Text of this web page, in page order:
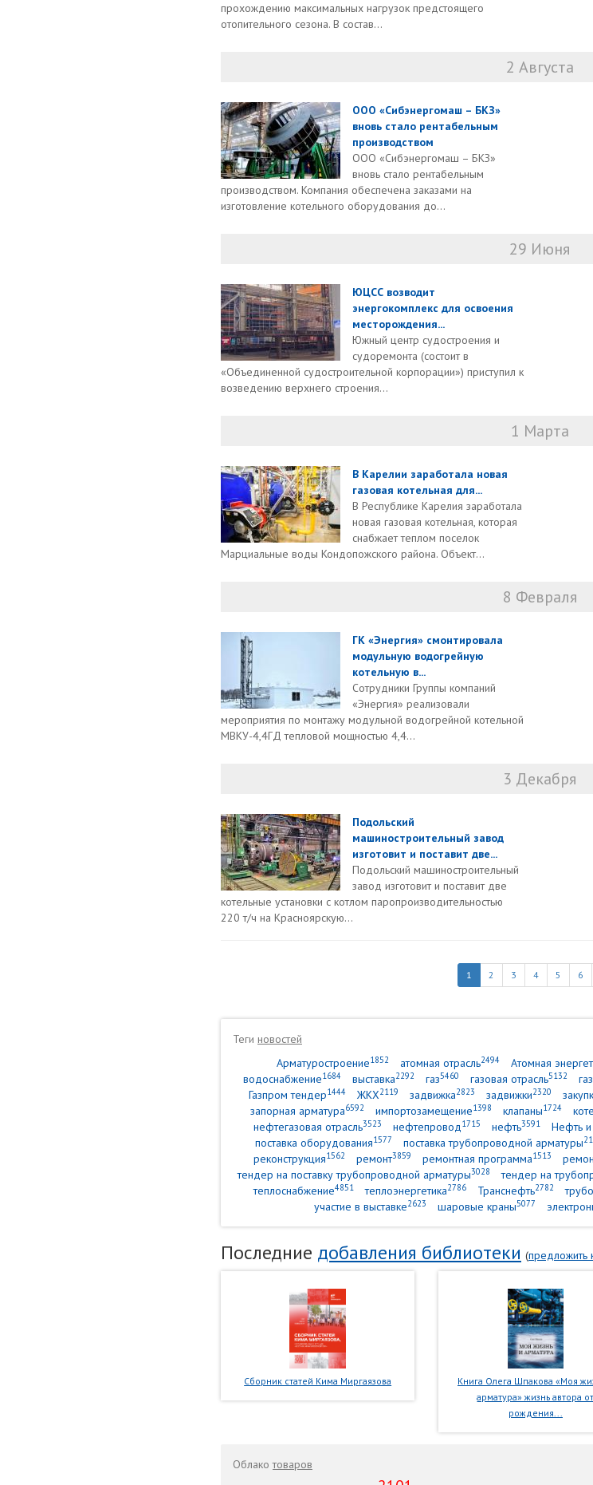
прохождению максимальных нагрузок предстоящего
отопительного сезона. В состав...
2 Августа
ООО «Сибэнергомаш – БКЗ»
вновь стало рентабельным
производством
ООО «Сибэнергомаш – БКЗ»
вновь стало рентабельным
производством. Компания обеспечена заказами на
изготовление котельного оборудования до...
29 Июня
ЮЦСС возводит
энергокомплекс для освоения
месторождения...
Южный центр судостроения и
судоремонта (состоит в
«Объединенной судостроительной корпорации») приступил к
возведению верхнего строения...
1 Марта
В Карелии заработала новая
газовая котельная для...
В Республике Карелия заработала
новая газовая котельная, которая
снабжает теплом поселок
Марциальные воды Кондопожского района. Объект...
8 Февраля
ГК «Энергия» смонтировала
модульную водогрейную
котельную в...
Сотрудники Группы компаний
«Энергия» реализовали
мероприятия по монтажу модульной водогрейной котельной
МВКУ-4,4ГД тепловой мощностью 4,4...
3 Декабря
Подольский
машиностроительный завод
изготовит и поставит две...
Подольский машиностроительный
завод изготовит и поставит две
котельные установки с котлом паропроизводительностью
220 т/ч на Красноярскую...
1 2 3 4 5 6
Теги новостей
Арматуростроение1852 атомная отрасль2494 Атомная
водоснабжение1684 выставка2292 газ5460 газовая отрасль5132
Газпром тендер1444 ЖКХ2119 задвижка2823 задвижки2320
запорная арматура6592 импортозамещение1398 клапаны1724
нефтегазовая отрасль3523 нефтепровод1715 нефть3591 Нефть и
поставка оборудования1577 поставка трубопроводной арматуры
реконструкция1562 ремонт3859 ремонтная программа1513
тендер на поставку трубопроводной арматуры3028 тендер на
теплоснабжение4851 теплоэнергетика2786 Транснефть2782
участие в выставке2623 шаровые краны5077
Последние добавления библиотеки (предложить
Сборник статей Кима Миргаязова
Книга Олега Шпакова «Моя
арматура» жизнь автора от
рождения...
Облакотоваров